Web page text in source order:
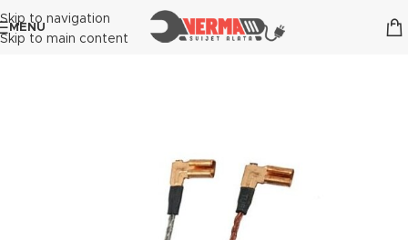
Skip to navigation
Skip to main content
MENU